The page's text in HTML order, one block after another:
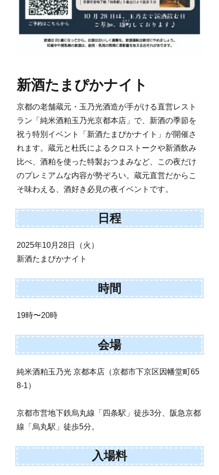
新酒たまぴかナイト
京都の老舗蔵元・玉乃光酒造が手がける直営レスト
ラン「純米酒粕玉乃光京都本店」で、新酒の季節を
祝う特別イベント「新酒たまぴかナイト」が開催さ
れます。蔵元と杜氏によるクロストークや新酒飲み
比べ、酒粕を使った特製おつまみなど、この夜だけ
のプレミアムな内容が勢ぞろい。蔵元直営だからこ
そ味わえる、酒好き必見の夜イベントです。
日程
2025年10月28日（火）
新酒たまぴかナイト
時間
19時〜20時
会場
純米酒粕玉乃光 京都本店（京都市下京区因幡堂町65
8-1）
京都市営地下鉄烏丸線「四条駅」徒歩3分、阪急京都
線「烏丸駅」徒歩5分。
入場料